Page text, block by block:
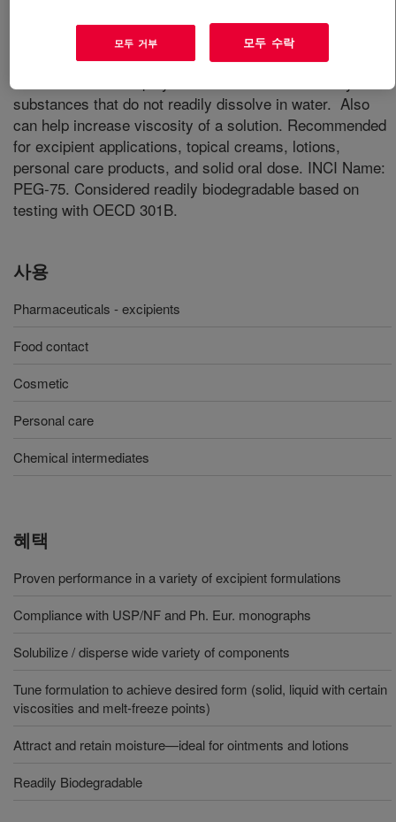
substances that do not readily dissolve in water. Also
can help increase viscosity of a solution. Recommended
for excipient applications, topical creams, lotions,
personal care products, and solid oral dose. INCI Name:
PEG-75. Considered readily biodegradable based on
testing with OECD 301B.
사용
Pharmaceuticals - excipients
Food contact
Cosmetic
Personal care
Chemical intermediates
혜택
Proven performance in a variety of excipient formulations
Compliance with USP/NF and Ph. Eur. monographs
Solubilize / disperse wide variety of components
Tune formulation to achieve desired form (solid, liquid with certain
viscosities and melt-freeze points)
Attract and retain moisture—ideal for ointments and lotions
Readily Biodegradable
모두 거부 모두 수락